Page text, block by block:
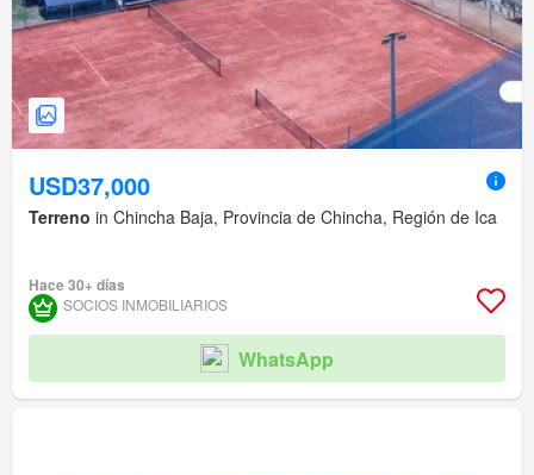
USD37,000
Terreno in Chincha Baja, Provincia de Chincha, Región de Ica
Hace 30+ días
SOCIOS INMOBILIARIOS
WhatsApp